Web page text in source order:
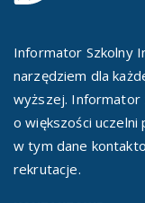
Informator Szkolny
narzędziem dla
wyższej. Informator
o większości uczelni
w tym dane
rekrutacje.